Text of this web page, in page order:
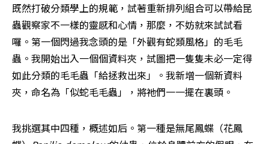
既然打破分類學上的規範，試著重新排列組合可以帶給昆
蟲觀察家不一樣的靈感和心情，那麼，不妨就來試試看
囉。第一個閃過我念頭的是「外觀有蛇類風格」的毛毛
蟲。我開始出入一個個資料夾，試圖把一隻隻未必一定得
如此分類的毛毛蟲「給拯救出來」。我新增一個新資料
夾，命名為「似蛇毛毛蟲」，將祂們一一擺在裏頭。
我挑選其中四種，概述如后。第一種是無尾鳳蝶（花鳳